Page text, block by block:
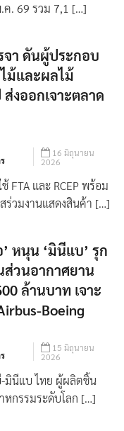
ค. 69 รวม 7,1 […]
จา ดันผู้ประกอบ
ม้และผลไม้
งออกเจาะตลาด
16 มิถุนายน
2026
FTA และ RCEP พร้อม
สร่วมงานแสดงสินค้า […]
’ หนุน ‘มินีแบ’ รุก
วนอากาศยาน
ล้านบาท เจาะ
Boeing
15 มิถุนายน
2026
-มินีแบ ไทย ผู้ผลิตชิ้น
หกรรมระดับโลก […]